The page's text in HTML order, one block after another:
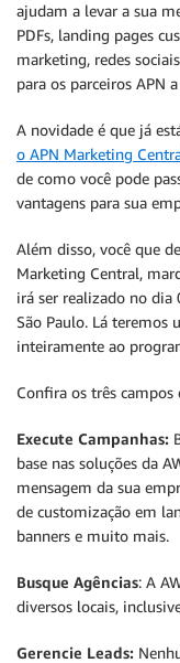
ajudam a levar a sua
PDFs, landing pages
marketing, redes
para os parceiros APN
A novidade é que já
o APN Marketing
de como você pode
vantagens para sua
Além disso, você que
Marketing Central,
irá ser realizado no dia
São Paulo. Lá teremos
inteiramente ao
Confira os três
Execute Campanhas:
base nas soluções da
mensagem da sua
de customização em
banners e muito mais.
Busque Agências: A
diversos locais,
Gerencie Leads: